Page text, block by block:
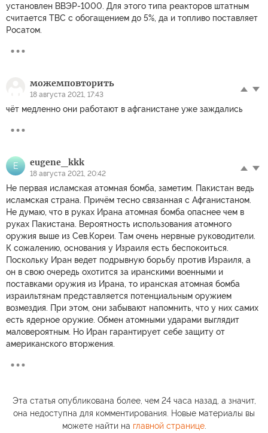
установлен ВВЭР-1000. Для этого типа реакторов штатным
считается ТВС с обогащением до 5%, да и топливо поставляет
Росатом.
можемповторить
18 августа 2021, 17:43
чёт медленно они работают в афганистане уже заждались
E eugene_kkk
18 августа 2021, 20:42
Не первая исламская атомная бомба, заметим. Пакистан ведь
исламская страна. Причём тесно связанная с Афганистаном.
Не думаю, что в руках Ирана атомная бомба опаснее чем в
руках Пакистана. Вероятность использования атомного
оружия выше из Сев.Кореи. Там очень нервные руководители.
К сожалению, основания у Израиля есть беспокоиться.
Поскольку Иран ведет подрывную борьбу против Израиля, а
он в свою очередь охотится за иранскими военными и
поставками оружия из Ирана, то иранская атомная бомба
израильтянам представляется потенциальным оружием
возмездия. При этом, они забывают напомнить, что у них самих
есть ядерное оружие. Обмен атомными ударами выглядит
маловероятным. Но Иран гарантирует себе защиту от
американского вторжения.
Эта статья опубликована более, чем 24 часа назад, а значит,
она недоступна для комментирования. Новые материалы вы
можете найти на главной странице.